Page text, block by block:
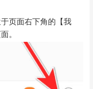
页面右下角的【我
。